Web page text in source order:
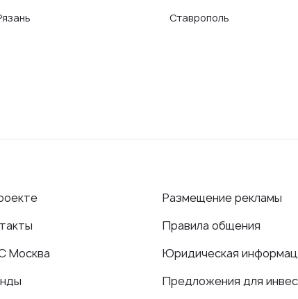
Ставрополь
Москва
Размещение рекламы
Правила общения
Юридическая
Предложения для